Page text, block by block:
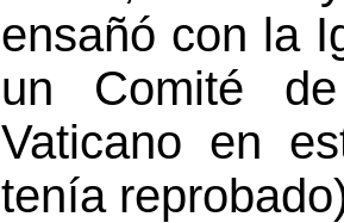
ensañó con la
un Comité
Vaticano en
tenía